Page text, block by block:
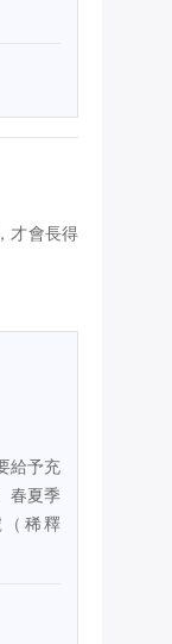
才會長得
給予充
春夏季
稀釋